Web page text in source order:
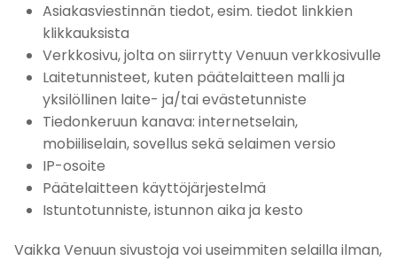
Asiakasviestinnän tiedot, esim. tiedot linkkien
klikkauksista
Verkkosivu, jolta on siirrytty Venuun verkkosivulle
Laitetunnisteet, kuten päätelaitteen malli ja
yksilöllinen laite- ja/tai evästetunniste
Tiedonkeruun kanava: internetselain,
mobiiliselain, sovellus sekä selaimen versio
IP-osoite
Päätelaitteen käyttöjärjestelmä
Istuntotunniste, istunnon aika ja kesto
Vaikka Venuun sivustoja voi useimmiten selailla ilman,